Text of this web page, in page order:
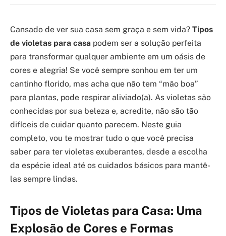
Cansado de ver sua casa sem graça e sem vida? Tipos
de violetas para casa podem ser a solução perfeita
para transformar qualquer ambiente em um oásis de
cores e alegria! Se você sempre sonhou em ter um
cantinho florido, mas acha que não tem “mão boa”
para plantas, pode respirar aliviado(a). As violetas são
conhecidas por sua beleza e, acredite, não são tão
difíceis de cuidar quanto parecem. Neste guia
completo, vou te mostrar tudo o que você precisa
saber para ter violetas exuberantes, desde a escolha
da espécie ideal até os cuidados básicos para mantê-
las sempre lindas.
Tipos de Violetas para Casa: Uma
Explosão de Cores e Formas